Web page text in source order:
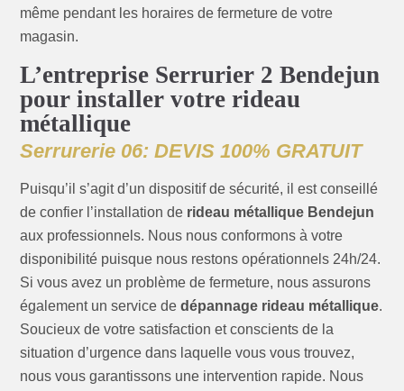
même pendant les horaires de fermeture de votre
magasin.
L’entreprise Serrurier 2 Bendejun
pour installer votre rideau
métallique
Serrurerie 06: DEVIS 100% GRATUIT
Puisqu’il s’agit d’un dispositif de sécurité, il est conseillé
de confier l’installation de rideau métallique Bendejun
aux professionnels. Nous nous conformons à votre
disponibilité puisque nous restons opérationnels 24h/24.
Si vous avez un problème de fermeture, nous assurons
également un service dedépannage rideau métallique.
Soucieux de votre satisfaction et conscients de la
situation d’urgence dans laquelle vous vous trouvez,
nous vous garantissons une intervention rapide. Nous